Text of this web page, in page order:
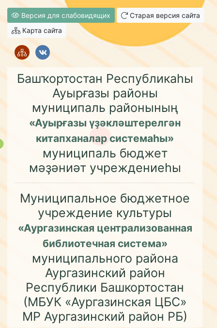
Версия для слабовидящих
Старая версия сайта
Карта сайта
Башҡортостан Республикаһы
Ауырғазы районы
муниципаль районының
«Ауырғазы үҙәкләштерелгән
китапханалар системаһы»
муниципаль бюджет
мәҙәниәт учреждениеһы
Муниципальное бюджетное
учреждение культуры
«Аургазинская централизованная
библиотечная система»
муниципального района
Аургазинский район
Республики Башкортостан
(МБУК «Аургазинская ЦБС»
МР Аургазинский район РБ)